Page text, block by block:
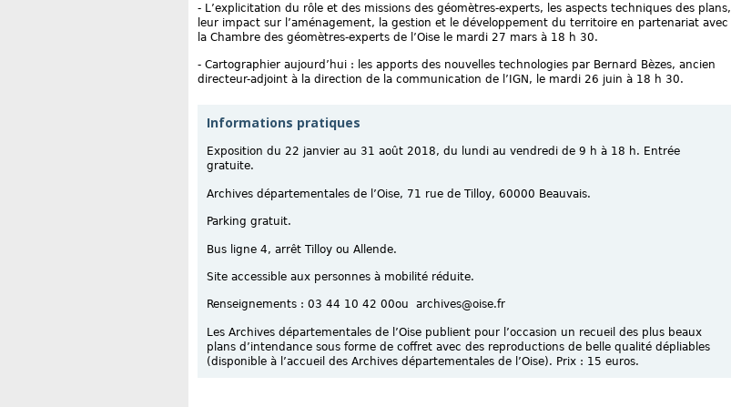
- L’explicitation du rôle et des missions des géomètres-experts, les aspects techniques des plans,
leur impact sur l’aménagement, la gestion et le développement du territoire en partenariat avec
la Chambre des géomètres-experts de l’Oise le mardi 27 mars à 18 h 30.
- Cartographier aujourd’hui : les apports des nouvelles technologies par Bernard Bèzes, ancien
directeur-adjoint à la direction de la communication de l’IGN, le mardi 26 juin à 18 h 30.
Informations pratiques
Exposition du 22 janvier au 31 août 2018, du lundi au vendredi de 9 h à 18 h. Entrée
gratuite.
Archives départementales de l’Oise, 71 rue de Tilloy, 60000 Beauvais.
Parking gratuit.
Bus ligne 4, arrêt Tilloy ou Allende.
Site accessible aux personnes à mobilité réduite.
Renseignements : 03 44 10 42 00ou archives@oise.fr
Les Archives départementales de l’Oise publient pour l’occasion un recueil des plus beaux
plans d’intendance sous forme de coffret avec des reproductions de belle qualité dépliables
(disponible à l’accueil des Archives départementales de l’Oise). Prix : 15 euros.